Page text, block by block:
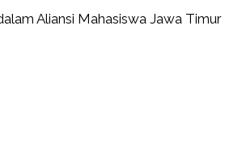
Aliansi Mahasiswa Jawa